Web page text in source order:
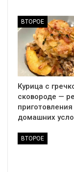
ВТОРОЕ
Курица с
сковороде —
приготовления
домашних
ВТОРОЕ